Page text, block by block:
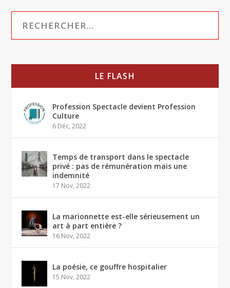
LE FLASH
Profession Spectacle devient Profession
Culture
6 Déc, 2022
Temps de transport dans le spectacle
privé : pas de rémunération mais une
indemnité
17 Nov, 2022
La marionnette est-elle sérieusement un
art à part entière ?
16 Nov, 2022
La poésie, ce gouffre hospitalier
15 Nov, 2022